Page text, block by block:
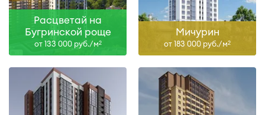
Расцветай на
Бугринской роще
от 133 000 руб./м2
Мичурин
от 183 000 руб./м2